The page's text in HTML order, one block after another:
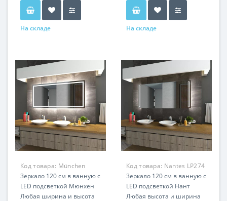
На складе На складе
Код товара: München
LP350
Зеркало 120 см в ванную с
LED подсветкой Мюнхен
Любая ширина и высота
Код товара: Nantes LP274
Зеркало 120 см в ванную с
LED подсветкой Нант
Любая высота и ширина